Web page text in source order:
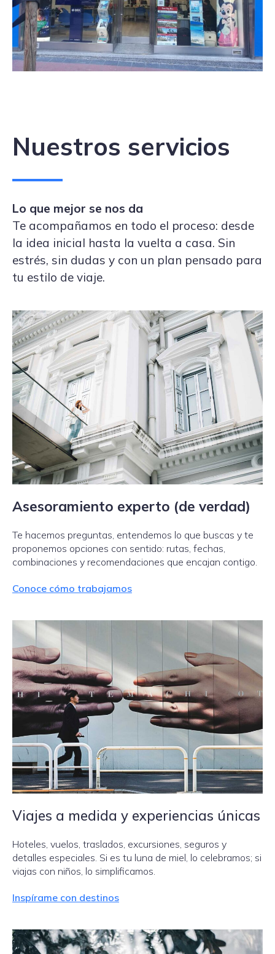
Nuestros servicios
Lo que mejor se nos da
Te acompañamos en todo el proceso: desde
la idea inicial hasta la vuelta a casa. Sin
estrés, sin dudas y con un plan pensado para
tu estilo de viaje.
Asesoramiento experto (de verdad)
Te hacemos preguntas, entendemos lo que buscas y te
proponemos opciones con sentido: rutas, fechas,
combinaciones y recomendaciones que encajan contigo.
Conoce cómo trabajamos
Viajes a medida y experiencias únicas
Hoteles, vuelos, traslados, excursiones, seguros y
detalles especiales. Si es tu luna de miel, lo celebramos; si
viajas con niños, lo simplificamos.
Inspírame con destinos